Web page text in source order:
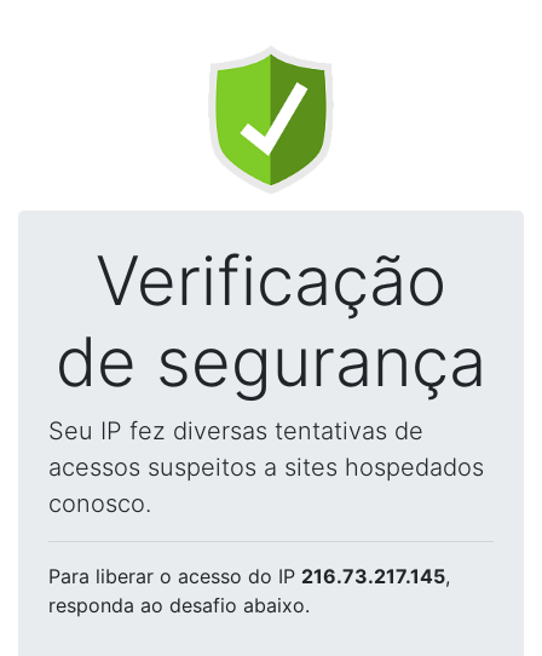
Verificação
de segurança
Seu IP fez diversas tentativas de
acessos suspeitos a sites hospedados
conosco.
Para liberar o acesso do IP 216.73.217.145,
responda ao desafio abaixo.